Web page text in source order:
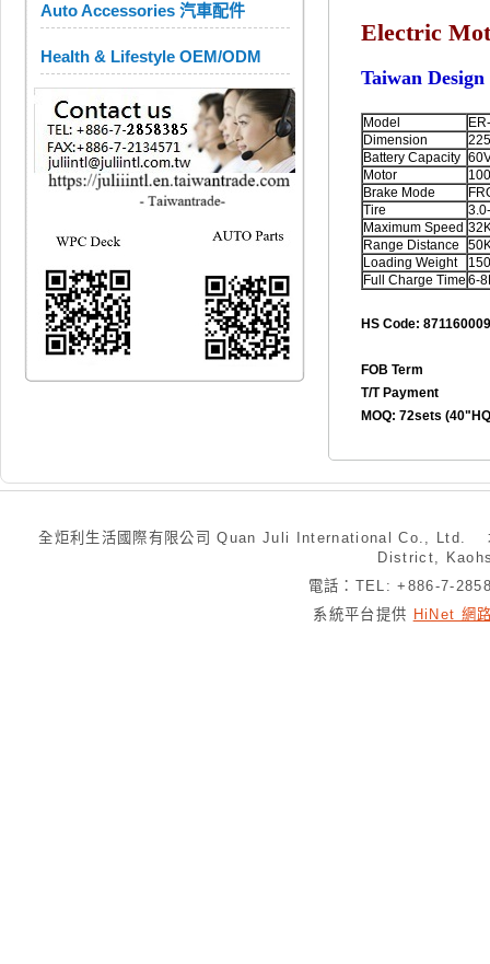
Auto Accessories 汽車配件
Health & Lifestyle OEM/ODM
Electric
Taiwan Design
Model
Dimension
Battery Capacity
Motor
Brake Mode
Tire
Maximum Speed
Range Distance
Loading Weight
Full Charge Time 6-
HS Code:
FOB Term
T/T Payment
MOQ: 72sets
全炬利生活國際有限公司 Quan Juli International Co., Ltd.
District,
電話：TEL: +886-7-
系統平台提供 HiNet 網